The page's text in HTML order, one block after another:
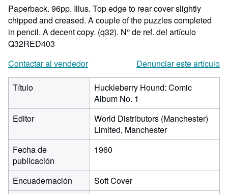
estrellas
Paperback. 96pp. Illus. Top edge to rear cover slightly
chipped and creased. A couple of the puzzles completed
in pencil. A decent copy. (q32). N° de ref. del artículo
Q32RED403
Contactar al vendedor
Denunciar este artículo
Título
Huckleberry Hound: Comic
Album No. 1
Editor
World Distributors (Manchester)
Limited, Manchester
Fecha de
publicación
1960
Encuadernación
Soft Cover